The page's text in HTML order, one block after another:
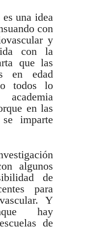
una idea
con
y
con la
que las
en edad
todos lo
en las
imparte
algunos
de
para
Y
hay
de